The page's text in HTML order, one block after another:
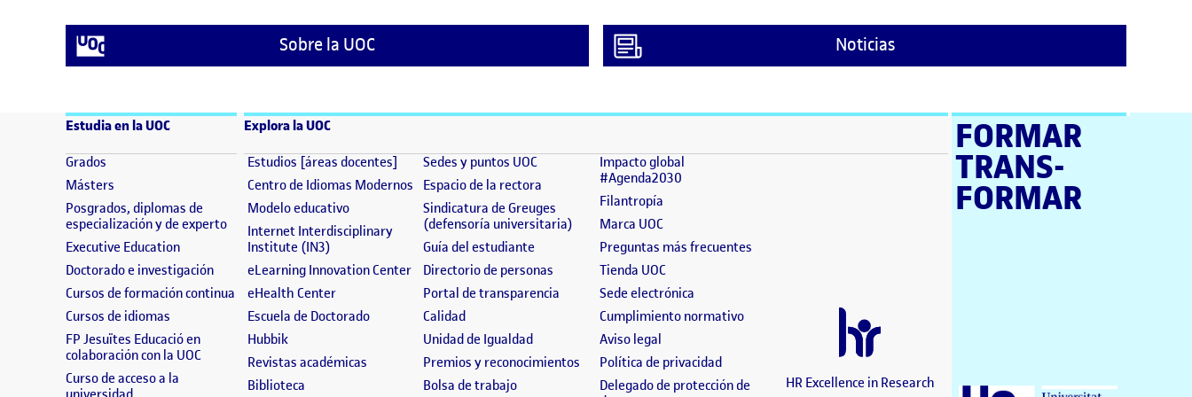
Sobre la UOC Noticias
Estudia en la UOC
Grados (se abre en nueva ventana)
Másters (se abre en nueva ventana)
Posgrados, diplomas de
especialización y de experto(se abre en nueva ventana)
Executive Education(se abre en nueva ventana)
Doctorado e investigación(se abre en nueva ventana)
Cursos de formación continua (se abre en nueva ventana)
Cursos de idiomas (se abre en nueva ventana)
FP Jesuïtes Educació en
colaboración con la UOC(se abre en nueva ventana)
Curso de acceso a la
Explora la UOC
Estudios [áreas docentes] (se abre en nueva ventana)
Centro de Idiomas Modernos(se abre en nueva ventana)
Modelo educativo(se abre en nueva ventana)
Internet Interdisciplinary
Institute (IN3)(se abre en nueva ventana)
eLearning Innovation Center(se abre en nueva ventana)
eHealth Center(se abre en nueva ventana)
Escuela de Doctorado(se abre en nueva ventana)
Hubbik(se abre en nueva ventana)
Revistas académicas(se abre en nueva ventana)
Biblioteca(se abre en nueva ventana)
Sedes y puntos UOC(se abre en nueva ventana)
Espacio de la rectora (se abre en nueva ventana)
Sindicatura de Greuges
(defensoría universitaria) (se abre en nueva ventana)
Guía del estudiante (se abre en nueva ventana)
Directorio de personas (se abre en nueva ventana)
Portal de transparencia (se abre en nueva ventana)
Calidad(se abre en nueva ventana)
Unidad de Igualdad(se abre en nueva ventana)
Premios y reconocimientos (se abre en nueva ventana)
Bolsa de trabajo(se abre en nueva ventana)
Impacto global
#Agenda2030(se abre en nueva ventana)
Filantropía(se abre en nueva ventana)
Marca UOC(se abre en nueva ventana)
Preguntas más frecuentes(se abre en nueva ventana)
Tienda UOC(se abre en nueva ventana)
Sede electrónica(se abre en nueva ventana)
Cumplimiento normativo(se abre en nueva ventana)
Aviso legal(se abre en nueva ventana)
Política de privacidad(se abre en nueva ventana)
Delegado de protección de
HR Excellence in Research
FORMAR
TRANS­
FORMAR
Universitat Oberta de Catalunya (UOC)